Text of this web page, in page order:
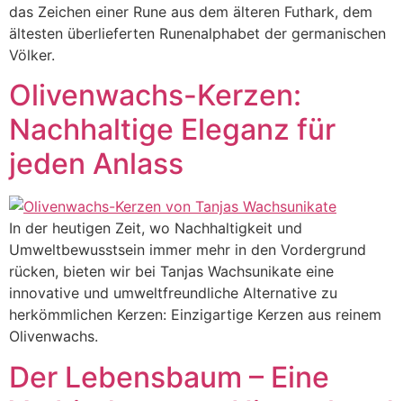
das Zeichen einer Rune aus dem älteren Futhark, dem
ältesten überlieferten Runenalphabet der germanischen
Völker.
Olivenwachs-Kerzen:
Nachhaltige Eleganz für
jeden Anlass
In der heutigen Zeit, wo Nachhaltigkeit und
Umweltbewusstsein immer mehr in den Vordergrund
rücken, bieten wir bei Tanjas Wachsunikate eine
innovative und umweltfreundliche Alternative zu
herkömmlichen Kerzen: Einzigartige Kerzen aus reinem
Olivenwachs.
Der Lebensbaum – Eine